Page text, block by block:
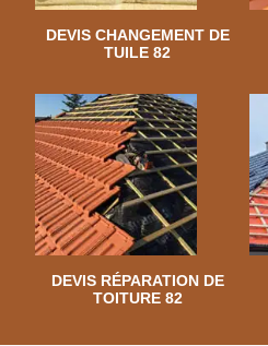
DEVIS CHANGEMENT DE
TUILE 82
DEVIS RÉPARATION DE
TOITURE 82